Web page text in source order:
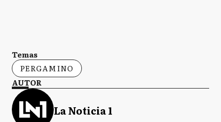
Temas
PERGAMINO
AUTOR
La Noticia 1